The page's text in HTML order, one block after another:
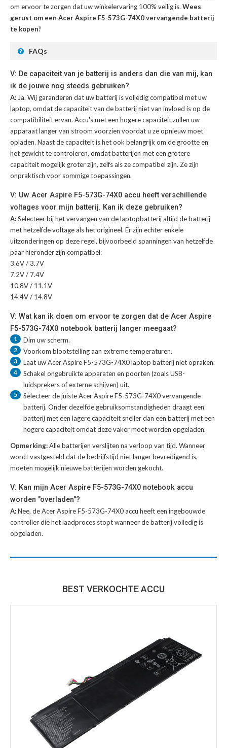
om ervoor te zorgen dat uw winkelervaring 100% veilig is. Wees
gerust om een Acer Aspire F5-573G-74X0 vervangende batterij
te kopen!
FAQs
V: De capaciteit van je batterij is anders dan die van mij, kan
ik de jouwe nog steeds gebruiken?
A: Ja. Wij garanderen dat uw batterij is volledig compatibel met uw
laptop, omdat de capaciteit van de batterij niet van invloed is op de
compatibiliteit ervan. Accu's met een hogere capaciteit zullen uw
apparaat langer van stroom voorzien voordat u ze opnieuw moet
opladen. Naast de capaciteit is het ook belangrijk om de grootte en
het gewicht te controleren, omdat batterijen met een grotere
capaciteit mogelijk groter zijn, zelfs als ze compatibel zijn. Ze zijn
onpraktisch voor sommige toepassingen.
V: Uw Acer Aspire F5-573G-74X0 accu heeft verschillende
voltages voor mijn batterij. Kan ik deze gebruiken?
A:Selecteer bij het vervangen van de laptopbatterij altijd de batterij
met hetzelfde voltage als het origineel. Er zijn echter enkele
uitzonderingen op deze regel, bijvoorbeeld spanningen van hetzelfde
paar hieronder zijn compatibel:
3.6V / 3.7V
7.2V / 7.4V
10.8V / 11.1V
14.4V / 14.8V
V: Wat kan ik doen om ervoor te zorgen dat de Acer Aspire
F5-573G-74X0 notebook batterij langer meegaat?
1 Dim uw scherm.
2 Voorkom blootstelling aan extreme temperaturen.
3 Laat uwAcer Aspire F5-573G-74X0 laptop batterijniet opraken.
4
Schakel ongebruikte apparaten en poorten (zoals USB-
luidsprekers of externe schijven) uit.
5 Selecteer de juisteAcer Aspire F5-573G-74X0 vervangende
batterij. Onder dezelfde gebruiksomstandigheden draagt een
batterij met een lagere capaciteit sneller dan een batterij met een
hogere capaciteit omdat deze vaker moet worden opgeladen.
Opmerking:Alle batterijen verslijten na verloop van tijd. Wanneer
wordt vastgesteld dat de bedrijfstijd niet langer bevredigend is,
moeten mogelijk nieuwe batterijen worden gekocht.
V: Kan mijn Acer Aspire F5-573G-74X0 notebook accu
worden "overladen"?
A:Nee, de Acer Aspire F5-573G-74X0 accu heeft een ingebouwde
controller die het laadproces stopt wanneer de batterij volledig is
opgeladen.
BEST VERKOCHTE ACCU